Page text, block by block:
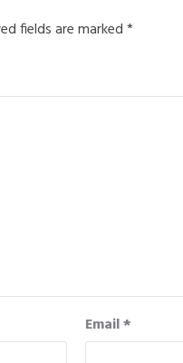
fields are marked*
Email*